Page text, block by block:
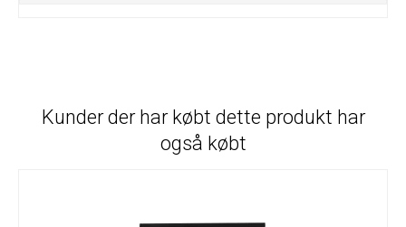
Kunder der har købt dette produkt har
også købt